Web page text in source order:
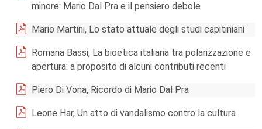
minore: Mario Dal Pra e il pensiero debole
Mario Martini, Lo stato attuale degli studi capitiniani
Romana Bassi, La bioetica italiana tra polarizzazione e
apertura: a proposito di alcuni contributi recenti
Piero Di Vona, Ricordo di Mario Dal Pra
Leone Har, Un atto di vandalismo contro la cultura